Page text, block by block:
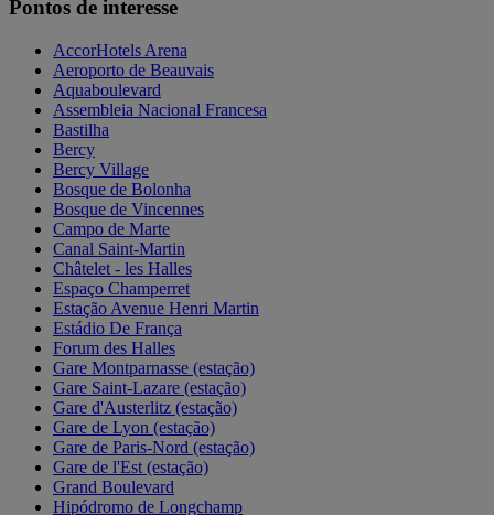
Pontos de interesse
AccorHotels Arena
Aeroporto de Beauvais
Aquaboulevard
Assembleia Nacional Francesa
Bastilha
Bercy
Bercy Village
Bosque de Bolonha
Bosque de Vincennes
Campo de Marte
Canal Saint-Martin
Châtelet - les Halles
Espaço Champerret
Estação Avenue Henri Martin
Estádio De França
Forum des Halles
Gare Montparnasse (estação)
Gare Saint-Lazare (estação)
Gare d'Austerlitz (estação)
Gare de Lyon (estação)
Gare de Paris-Nord (estação)
Gare de l'Est (estação)
Grand Boulevard
Hipódromo de Longchamp